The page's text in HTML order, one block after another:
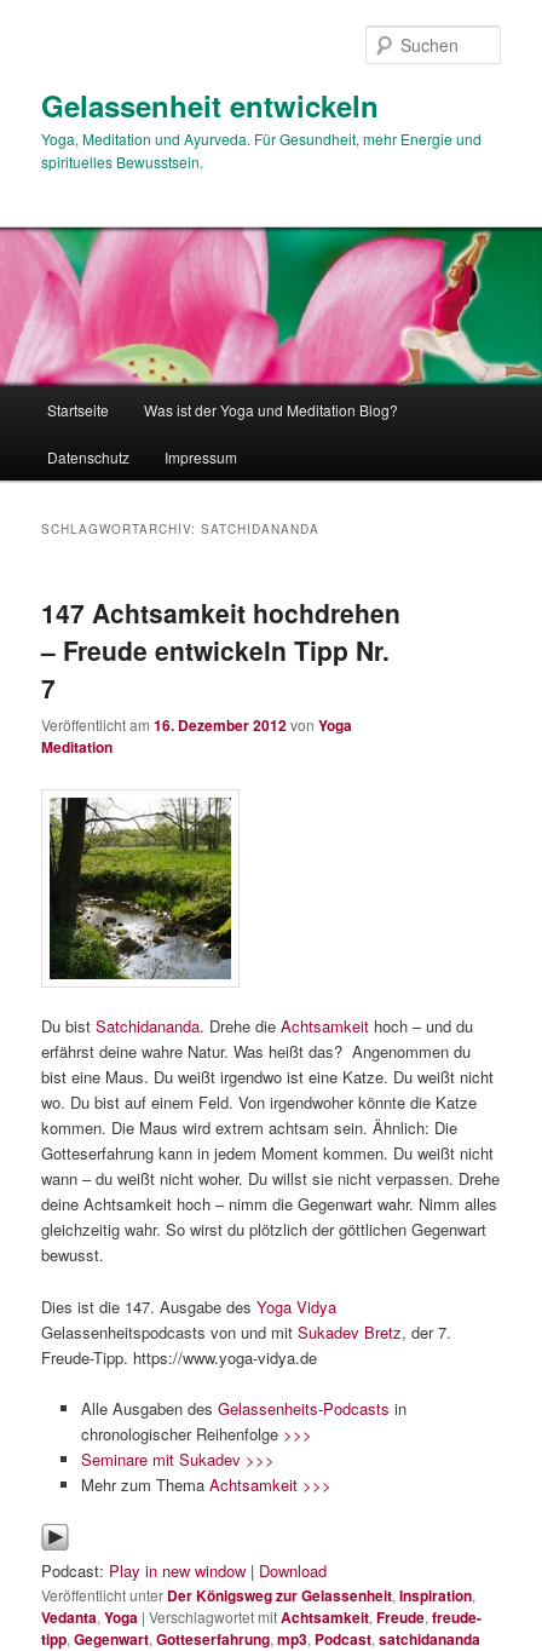
Gelassenheit entwickeln
Yoga, Meditation und Ayurveda. Für Gesundheit, mehr Energie und
spirituelles Bewusstsein.
Startseite Was ist der Yoga und Meditation Blog?
Datenschutz Impressum
SCHLAGWORTARCHIV:SATCHIDANANDA
147 Achtsamkeit hochdrehen
– Freude entwickeln Tipp Nr.
7
Veröffentlicht am16. Dezember 2012vonYoga
Meditation
Du bist Satchidananda. Drehe dieAchtsamkeit hoch – und du
erfährst deine wahre Natur. Was heißt das? Angenommen du
bist eine Maus. Du weißt irgendwo ist eine Katze. Du weißt nicht
wo. Du bist auf einem Feld. Von irgendwoher könnte die Katze
kommen. Die Maus wird extrem achtsam sein. Ähnlich: Die
Gotteserfahrung kann in jedem Moment kommen. Du weißt nicht
wann – du weißt nicht woher. Du willst sie nicht verpassen. Drehe
deine Achtsamkeit hoch – nimm die Gegenwart wahr. Nimm alles
gleichzeitig wahr. So wirst du plötzlich der göttlichen Gegenwart
bewusst.
Dies ist die 147. Ausgabe desYoga Vidya
Gelassenheitspodcasts von und mitSukadev Bretz, der 7.
Freude-Tipp. https://www.yoga-vidya.de
Alle Ausgaben des Gelassenheits-Podcasts in
chronologischer Reihenfolge >>>
Seminare mit Sukadev >>>
Mehr zum Thema Achtsamkeit >>>
Podcast: Play in new window | Download
Veröffentlicht unter Der Königsweg zur Gelassenheit,Inspiration,
Vedanta,Yoga |Verschlagwortet mitAchtsamkeit,Freude,freude-
tipp,Gegenwart,Gotteserfahrung,mp3, Podcast,satchidananda